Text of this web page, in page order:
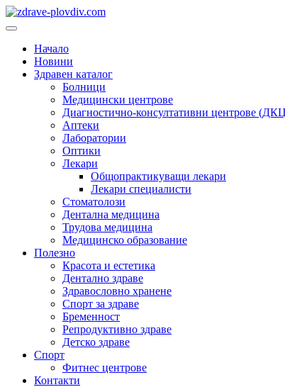
Преминете
към
Основно
Начало
Новини
Здравен каталог
Болници
Медицински центрове
Диагностично-консултативни центрове
Аптеки
Лаборатории
Оптики
Лекари
Общопрактикуващи лекари
Лекари специалисти
Стоматолози
Дентална медицина
Трудова медицина
Медицинско образование
Полезно
Красота и естетика
Дентално здраве
Здравословно хранене
Спорт за здраве
Бременност
Репродуктивно здраве
Детско здраве
Спорт
Фитнес центрове
Контакти